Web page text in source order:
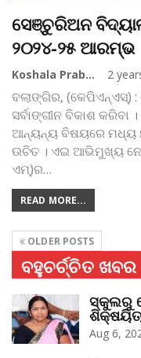
ସେଞ୍ଚୁରିଅନ
୨୦୨୪-୨୫ ଆରମ୍ଭ
Koshala Prabaha 2
ବଲାଙ୍ଗିର, (କେପିଏନ୍‌ଏସ୍‌)
ସର୍ବାଙ୍ଗୀନ ବିକାଶ
ଆନ୍ୟନ୍ୟ ବିଷୟରେ ମଧ୍ୟ
ଉଚିତ । ଏଇ ଆଭିମୁଖ୍ୟ
ଏମ୍‌)ର…
READ MORE...
OLDER POSTS
ବହୁଚର୍ଚ୍ଚିତ ଖବର
ସ୍କୁଲରୁ
Aug 6,